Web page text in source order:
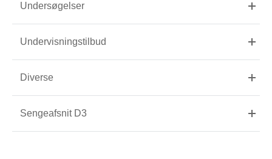
Undersøgelser
Undervisningstilbud
Diverse
Sengeafsnit D3